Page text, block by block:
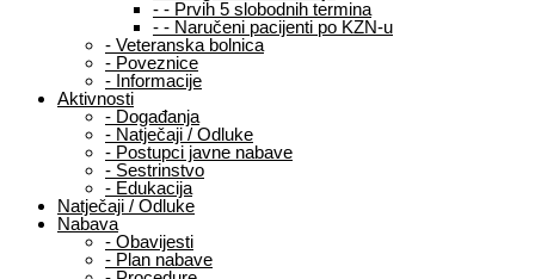
- - Prvih 5 slobodnih termina
- - Naručeni pacijenti po KZN-u
- Veteranska bolnica
- Poveznice
- Informacije
Aktivnosti
- Događanja
- Natječaji / Odluke
- Postupci javne nabave
- Sestrinstvo
- Edukacija
Natječaji / Odluke
Nabava
- Obavijesti
- Plan nabave